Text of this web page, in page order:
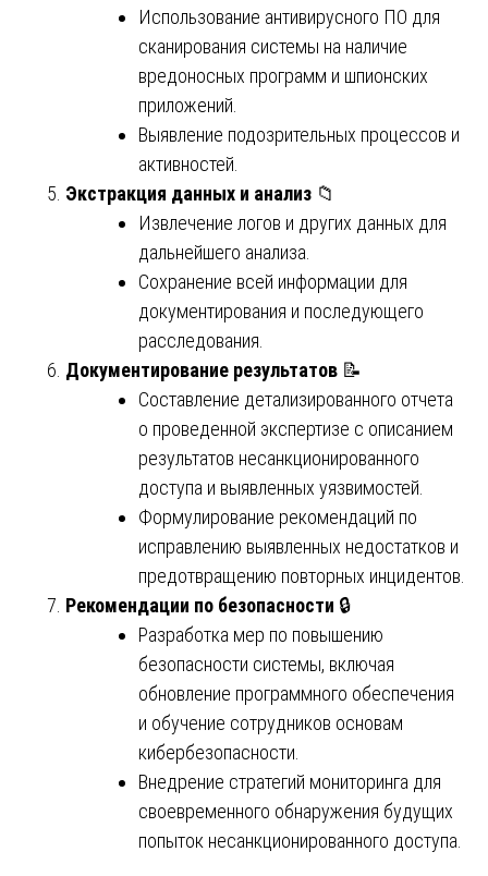
Использование антивирусного ПО для
сканирования системы на наличие
вредоносных программ и шпионских
приложений.
Выявление подозрительных процессов и
активностей.
Экстракция данных и анализ 📁
Извлечение логов и других данных для
дальнейшего анализа.
Сохранение всей информации для
документирования и последующего
расследования.
Документирование результатов 📝
Составление детализированного отчета
о проведенной экспертизе с описанием
результатов несанкционированного
доступа и выявленных уязвимостей.
Формулирование рекомендаций по
исправлению выявленных недостатков и
предотвращению повторных инцидентов.
Рекомендации по безопасности 🔒
Разработка мер по повышению
безопасности системы, включая
обновление программного обеспечения
и обучение сотрудников основам
кибербезопасности.
Внедрение стратегий мониторинга для
своевременного обнаружения будущих
попыток несанкционированного доступа.